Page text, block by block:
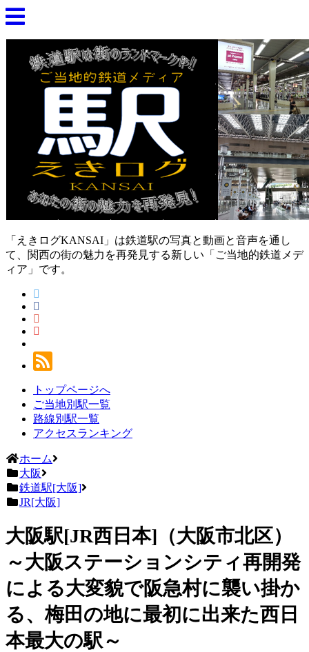
「えきログKANSAI」は鉄道駅の写真と動画と音声を通し
て、関西の街の魅力を再発見する新しい「ご当地的鉄道メデ
ィア」です。
トップページへ
ご当地別駅一覧
路線別駅一覧
アクセスランキング
ホーム
大阪
鉄道駅[大阪]
JR[大阪]
大阪駅[JR西日本]（大阪市北区）
～大阪ステーションシティ再開発
による大変貌で阪急村に襲い掛か
る、梅田の地に最初に出来た西日
本最大の駅～